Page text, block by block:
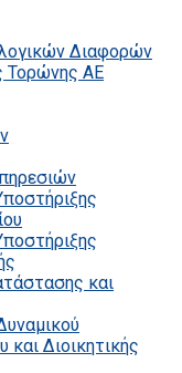
Διαφορών
Τορώνης ΑΕ
και
Διοικητικής